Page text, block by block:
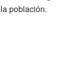
población.